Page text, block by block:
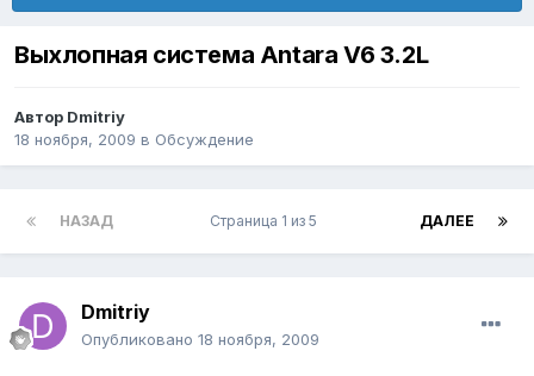
Выхлопная система Antara V6 3.2L
Автор Dmitriy
18 ноября, 2009 в Обсуждение
НАЗАД ДАЛЕЕ
Страница 1 из 5
Dmitriy
Опубликовано 18 ноября, 2009